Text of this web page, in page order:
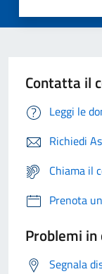
Contatta il
Leggi le
Richiedi
Chiama il
Prenota
Problemi
Segnala